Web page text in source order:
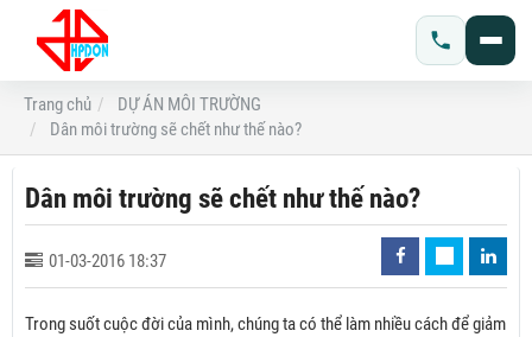
Trang chủ
DỰ ÁN MÔI TRƯỜNG
Dân môi trường sẽ chết như thế nào?
Dân môi trường sẽ chết như thế nào?
01-03-2016 18:37
Trong suốt cuộc đời của mình, chúng ta có thể làm nhiều cách để giảm